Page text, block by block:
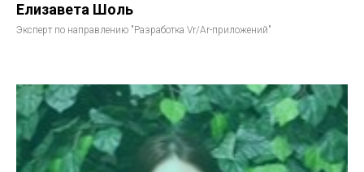
Елизавета Шоль
Эксперт по направлению "Разработка Vr/Ar-приложений"